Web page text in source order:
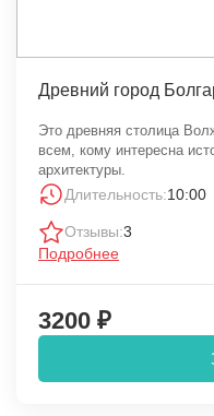
Древний город
Это древняя столица
всем, кому интересна
архитектуры.
Длительность:10:00
Отзывы:3
Подробнее
3200 ₽